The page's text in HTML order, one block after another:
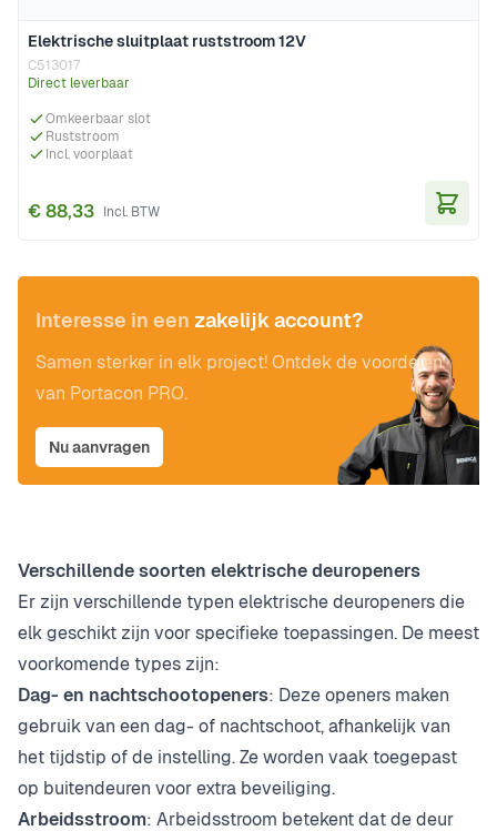
Elektrische sluitplaat ruststroom 12V
C513017
Direct leverbaar
Omkeerbaar slot
Ruststroom
Incl. voorplaat
€ 88,33
Interesse in een zakelijk account?
Samen sterker in elk project! Ontdek de voordelen
van Portacon PRO.
Nu aanvragen
Verschillende soorten elektrische deuropeners
Er zijn verschillende typen elektrische deuropeners die
elk geschikt zijn voor specifieke toepassingen. De meest
voorkomende types zijn:
Dag- en nachtschootopeners: Deze openers maken
gebruik van een dag- of nachtschoot, afhankelijk van
het tijdstip of de instelling. Ze worden vaak toegepast
op buitendeuren voor extra beveiliging.
Arbeidsstroom: Arbeidsstroom betekent dat de deur